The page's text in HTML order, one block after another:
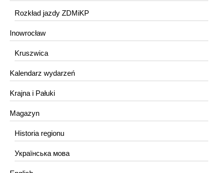
Rozkład jazdy ZDMiKP
Inowrocław
Kruszwica
Kalendarz wydarzeń
Krajna i Pałuki
Magazyn
Historia regionu
Українська мова